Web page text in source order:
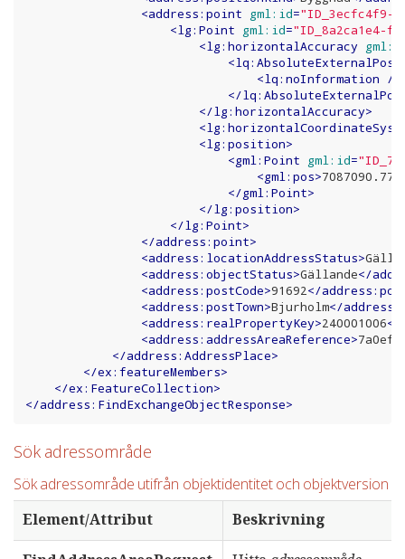
<address:point gml:id="ID_3ecfc4f9-
<lg:Point gml:id="ID_8a2ca1e4-
<lg:horizontalAccuracy
<
<lq:noInformation />
</
</lg:horizontalAccuracy>
<
<lg:position>
<gml:Point gml:id=
<gml:pos>
</gml:Point>
</lg:position>
</lg:Point>
</address:point>
<address:locationAddressStatus>
<address:objectStatus>Gällande</
<address:postCode>91692</
<address:postTown>Bjurholm</
<address:realPropertyKey>240001006</
<address:addressAreaReference>
</address:AddressPlace>
</ex:featureMembers>
</ex:FeatureCollection>
</address:FindExchangeObjectResponse>
Sök adressområde
Sök adressområde utifrån objektidentitet och objektversion
Element/Attribut
Beskrivning